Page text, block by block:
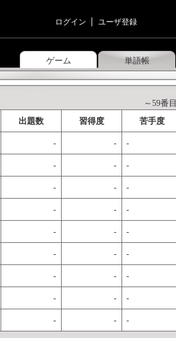
ログイン ユーザ登録
ゲーム 単語帳
～59番目
出題数 習得度 苦手度
- - -
- - -
- - -
- - -
- - -
- - -
- - -
- - -
- - -